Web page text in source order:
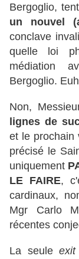
Bergoglio,
un nouvel
conclave
quelle loi
médiation
Bergoglio.
Non,
lignes de
et le prochain
précisé le
uniquement
LE FAIRE,
cardinaux,
Mgr Carlo
récentes
La seuleexit